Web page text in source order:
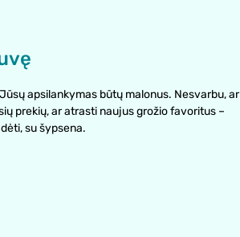
apsilankymas būtų malonus. Nesvarbu, ar
prekių, ar atrasti naujus grožio favoritus –
su šypsena.